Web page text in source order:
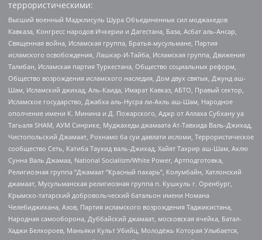
террористическими:
Высший военный Маджлисуль Шура Объединенных сил моджахедов
Кавказа, Конгресс народов Ичкерии и Дагестана, База, Асбат аль-Ансар,
Священная война, Исламская группа, Братья-мусульмане, Партия
исламского освобождения, Лашкар-И-Тайба, Исламская группа, Движение
Талибан, Исламская партия Туркестана, Общество социальных реформ,
Общество возрождения исламского наследия, Дом двух святых, Джунд аш-
Шам, Исламский джихад, Аль-Каида, Имарат Кавказ, АБТО, Правый сектор,
Исламское государство, Джабха аль-Нусра ли-Ахль аш-Шам, Народное
ополчение имени К. Минина и Д. Пожарского, Аджр от Аллаха Субхану уа
Тагьаля SHAM, АУМ Синрике, Муджахеды джамаата Ат-Тавхида Валь-Джихад,
Чистопольский Джамаат, Рохнамо ба суи давлати исломи, Террористическое
сообщество Сеть, Катиба Таухид валь-Джихад, Хайят Тахрир аш-Шам, Ахлю
Сунна Валь Джамаа, National Socialism/White Power, Артподготовка,
Религиозная группа “Джамаат “Красный пахарь”, Колумбайн, Хатлонский
джамаат, Мусульманская религиозная группа п. Кушкуль г. Оренбург,
Крымско-татарский добровольческий батальон имени Номана
Челебиджихана, Азов, Партия исламского возрождения Таджикистана,
Народная самооборона, Дуббайский джамаат, московская ячейка, Батал-
Хаджи Белхороев, Маньяки Культ Убийц, Молодёжь Которая Улыбается,